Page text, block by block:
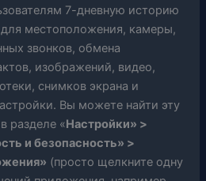
7-дневную историю
местоположения, камеры,
звонков, обмена
изображений, видео,
снимков экрана и
Вы можете найти эту
разделе «Настройки» >
и безопасность» >
(просто щелкните одну